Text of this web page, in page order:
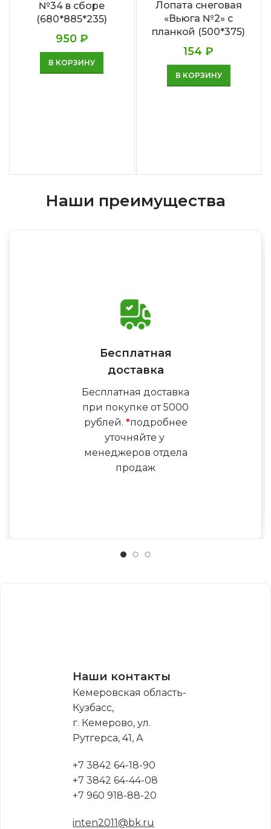
№34 в сборе
(680*885*235)
950 ₽
В КОРЗИНУ
Лопата снеговая
«Вьюга №2» с
планкой (500*375)
154₽
В КОРЗИНУ
Наши преимущества
Бесплатная
доставка
Бесплатная доставка
при покупке от 5000
рублей. *подробнее
уточняйте у
менеджеров отдела
продаж
Наши контакты
Кемеровская область-
Кузбасс,
г. Кемерово, ул.
Рутгерса, 41, А
+7 3842 64-18-90
+7 3842 64-44-08
+7 960 918-88-20
inten2011@bk.ru